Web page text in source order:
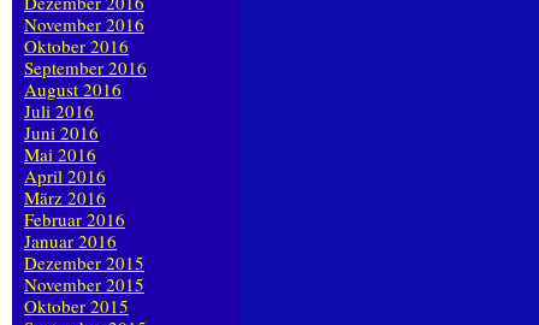
November 2016
Oktober 2016
September 2016
August 2016
Juli 2016
Juni 2016
Mai 2016
April 2016
März 2016
Februar 2016
Januar 2016
Dezember 2015
November 2015
Oktober 2015